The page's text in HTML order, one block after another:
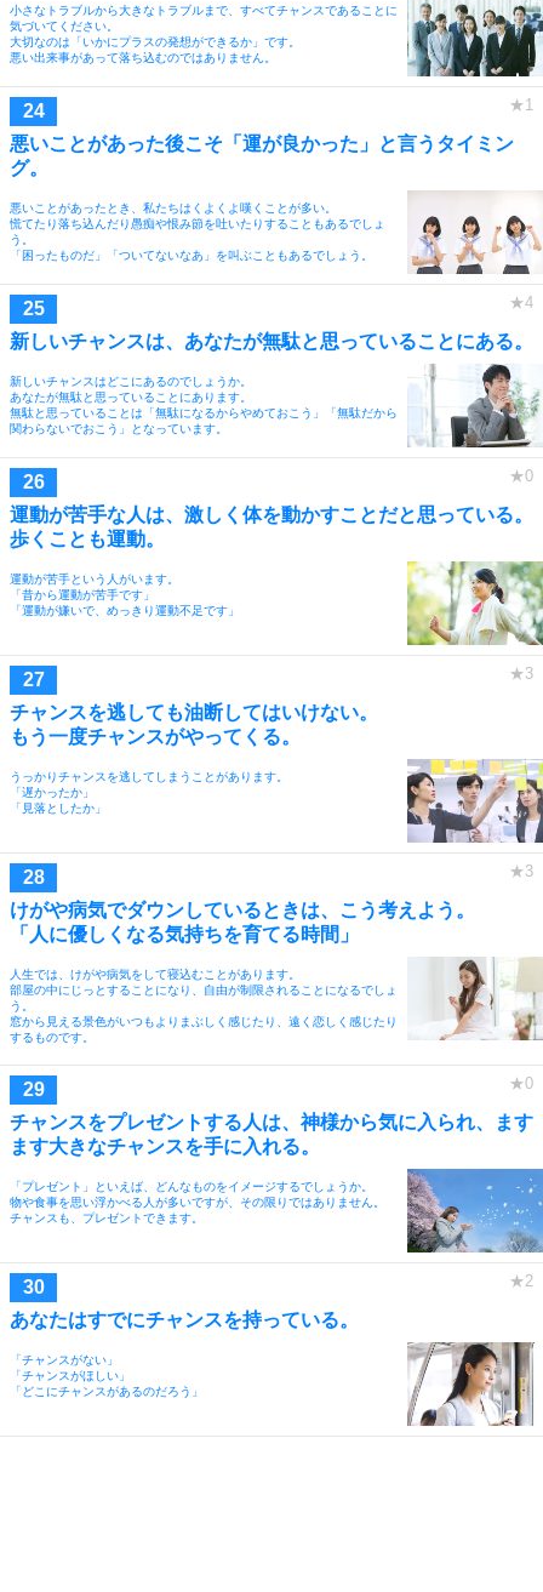
小さなトラブルから大きなトラブルまで、すべてチャンスであることに
気づいてください。
大切なのは「いかにプラスの発想ができるか」です。
悪い出来事があって落ち込むのではありません。
悪いことがあった後こそ「運が良かった」と言うタイミン
グ。
悪いことがあったとき、私たちはくよくよ嘆くことが多い。
慌てたり落ち込んだり愚痴や恨み節を吐いたりすることもあるでしょ
う。
「困ったものだ」「ついてないなあ」を叫ぶこともあるでしょう。
新しいチャンスは、あなたが無駄と思っていることにある。
新しいチャンスはどこにあるのでしょうか。
あなたが無駄と思っていることにあります。
無駄と思っていることは「無駄になるからやめておこう」「無駄だから
関わらないでおこう」となっています。
運動が苦手な人は、激しく体を動かすことだと思っている。
歩くことも運動。
運動が苦手という人がいます。
「昔から運動が苦手です」
「運動が嫌いで、めっきり運動不足です」
チャンスを逃しても油断してはいけない。
もう一度チャンスがやってくる。
うっかりチャンスを逃してしまうことがあります。
「遅かったか」
「見落としたか」
けがや病気でダウンしているときは、こう考えよう。
「人に優しくなる気持ちを育てる時間」
人生では、けがや病気をして寝込むことがあります。
部屋の中にじっとすることになり、自由が制限されることになるでしょ
う。
窓から見える景色がいつもよりまぶしく感じたり、遠く恋しく感じたり
するものです。
チャンスをプレゼントする人は、神様から気に入られ、ます
ます大きなチャンスを手に入れる。
「プレゼント」といえば、どんなものをイメージするでしょうか。
物や食事を思い浮かべる人が多いですが、その限りではありません。
チャンスも、プレゼントできます。
あなたはすでにチャンスを持っている。
「チャンスがない」
「チャンスがほしい」
「どこにチャンスがあるのだろう」